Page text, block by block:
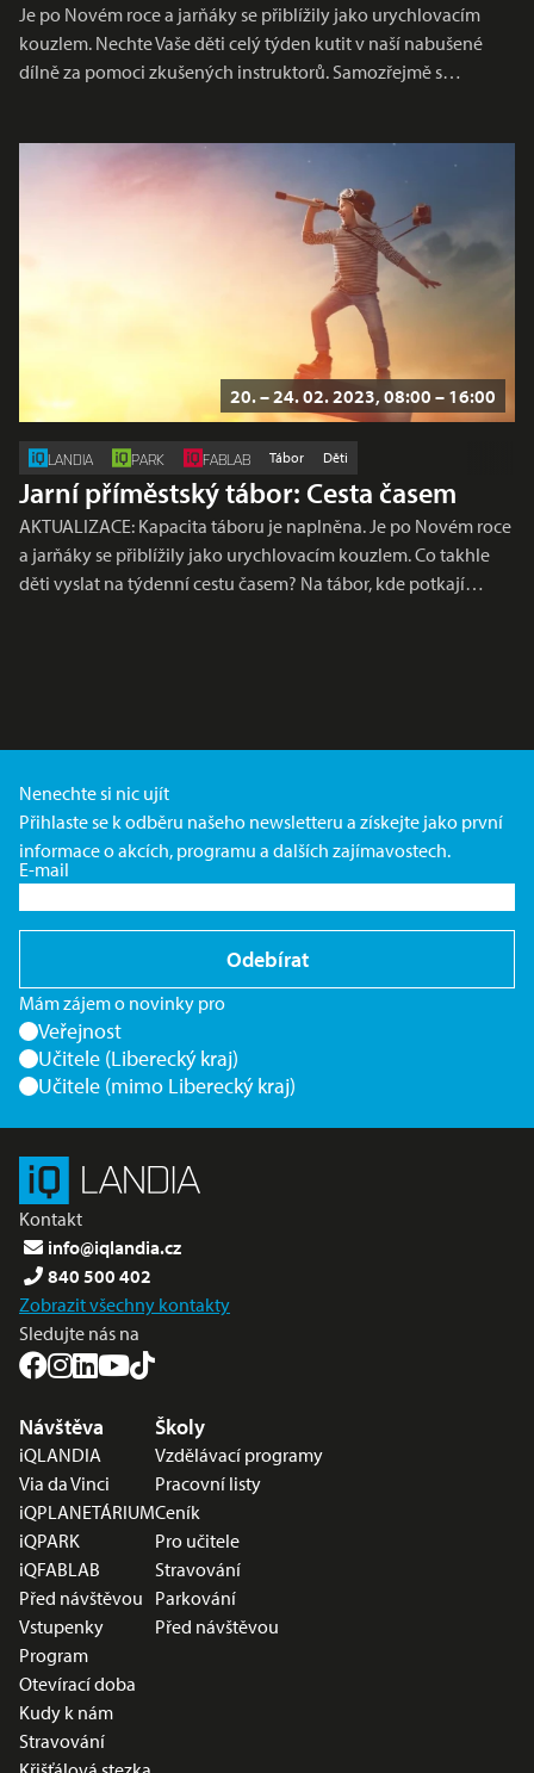
Je po Novém roce a jarňáky se přiblížily jako urychlovacím
kouzlem. Nechte Vaše děti celý týden kutit v naší nabušené
dílně za pomoci zkušených instruktorů. Samozřejmě s…
20. – 24. 02. 2023, 08:00 – 16:00
LANDIA PARK FABLAB Tábor Děti
Jarní příměstský tábor: Cesta časem
AKTUALIZACE: Kapacita táboru je naplněna. Je po Novém roce
a jarňáky se přiblížily jako urychlovacím kouzlem. Co takhle
děti vyslat na týdenní cestu časem? Na tábor, kde potkají…
Nenechte si nic ujít
Přihlaste se k odběru našeho newsletteru a získejte jako první
informace o akcích, programu a dalších zajímavostech.
E-mail
Odebírat
Mám zájem o novinky pro
Veřejnost
Učitele (Liberecký kraj)
Učitele (mimo Liberecký kraj)
Kontakt
info@iqlandia.cz
840 500 402
Zobrazit všechny kontakty
Sledujte nás na
Nabídka v zápatí
Návštěva
iQLANDIA
Via da Vinci
iQPLANETÁRIUM
iQPARK
iQFABLAB
Před návštěvou
Vstupenky
Program
Otevírací doba
Kudy k nám
Stravování
Školy
Vzdělávací programy
Pracovní listy
Ceník
Pro učitele
Stravování
Parkování
Před návštěvou